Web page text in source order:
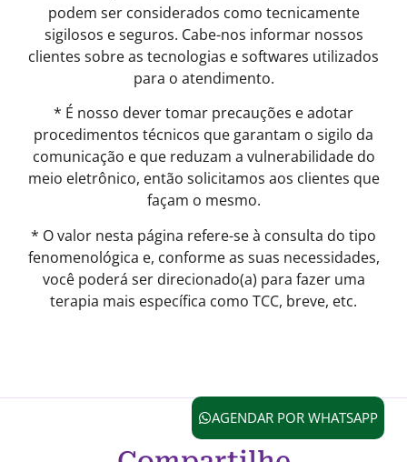
podem ser considerados como tecnicamente
sigilosos e seguros. Cabe-nos informar nossos
clientes sobre as tecnologias e softwares utilizados
para o atendimento.
* É nosso dever tomar precauções e adotar
procedimentos técnicos que garantam o sigilo da
comunicação e que reduzam a vulnerabilidade do
meio eletrônico, então solicitamos aos clientes que
façam o mesmo.
* O valor nesta página refere-se à consulta do tipo
fenomenológica e, conforme as suas necessidades,
você poderá ser direcionado(a) para fazer uma
terapia mais específica como TCC, breve, etc.
AGENDAR POR WHATSAPP